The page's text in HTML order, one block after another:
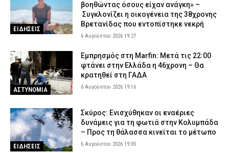
ΕΙΔΗΣΕΙΣ
βοηθώντας όσους είχαν ανάγκη» –
Συγκλονίζει η οικογένεια της 38χρονης
Βρετανίδας που εντοπίστηκε νεκρή
6 Αυγούστου 2026 19:27
ΑΣΤΥΝΟΜΙΑ
Εμπρησμός στη Marfin: Μετά τις 22:00
φτάνει στην Ελλάδα η 46χρονη – Θα
κρατηθεί στη ΓΑΔΑ
6 Αυγούστου 2026 19:16
ΕΙΔΗΣΕΙΣ
Σκύρος: Ενισχύθηκαν οι εναέριες
δυνάμεις για τη φωτιά στην Κολυμπάδα
– Προς τη θάλασσα κινείται το μέτωπο
6 Αυγούστου 2026 19:05